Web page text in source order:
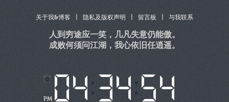
关于我&博客 | 隐私及版权声明 | 留言板 | 与我联系
人到穷途应一笑，几凡失意仍能傲。
成败何须问江湖，我心依旧任逍遥。
PM